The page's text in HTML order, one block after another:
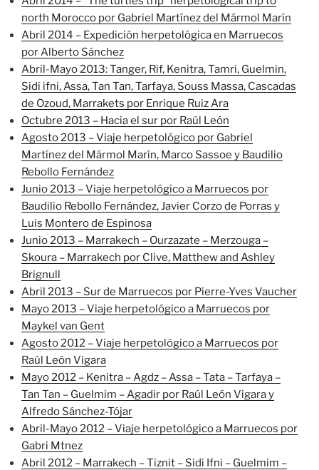
north Morocco por Gabriel Martínez del Mármol Marín
Abril 2014 – Expedición herpetológica en Marruecos
por Alberto Sánchez
Abril-Mayo 2013: Tanger, Rif, Kenitra, Tamri, Guelmin,
Sidi ifni, Assa, Tan Tan, Tarfaya, Souss Massa, Cascadas
de Ozoud, Marrakets por Enrique Ruiz Ara
Octubre 2013 – Hacia el sur por Raúl León
Agosto 2013 – Viaje herpetológico por Gabriel
Martínez del Mármol Marín, Marco Sassoe y Baudilio
Rebollo Fernández
Junio 2013 – Viaje herpetológico a Marruecos por
Baudilio Rebollo Fernández, Javier Corzo de Porras y
Luis Montero de Espinosa
Junio 2013 – Marrakech – Ourzazate – Merzouga –
Skoura – Marrakech por Clive, Matthew and Ashley
Brignull
Abril 2013 – Sur de Marruecos por Pierre-Yves Vaucher
Mayo 2013 – Viaje herpetológico a Marruecos por
Maykel van Gent
Agosto 2012 – Viaje herpetológico a Marruecos por
Raúl León Vigara
Mayo 2012 – Kenitra – Agdz – Assa – Tata – Tarfaya –
Tan Tan – Guelmim – Agadir por Raúl León Vigara y
Alfredo Sánchez-Tójar
Abril-Mayo 2012 – Viaje herpetológico a Marruecos por
Gabri Mtnez
Abril 2012 – Marrakech – Tiznit – Sidi Ifni – Guelmim –